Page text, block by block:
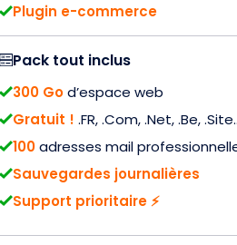
Plugin e-commerce
Pack tout inclus
300 God’espace web
Gratuit ! .FR, .Com, .Net, .Be, .Site..
100adresses mail
Sauvegardes journalières
Support prioritaire ⚡